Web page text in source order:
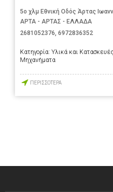
5ο χλμ Εθνική Οδός Άρτας
ΑΡΤΑ - ΑΡΤΑΣ - ΕΛΛΑΔΑ
2681052376, 6972836352
Κατηγορία: Υλικά και
Μηχανήματα
ΠΕΡΙΣΣΟΤΕΡΑ